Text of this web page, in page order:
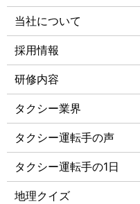
当社について
採用情報
研修内容
タクシー業界
タクシー運転手の声
タクシー運転手の1日
地理クイズ